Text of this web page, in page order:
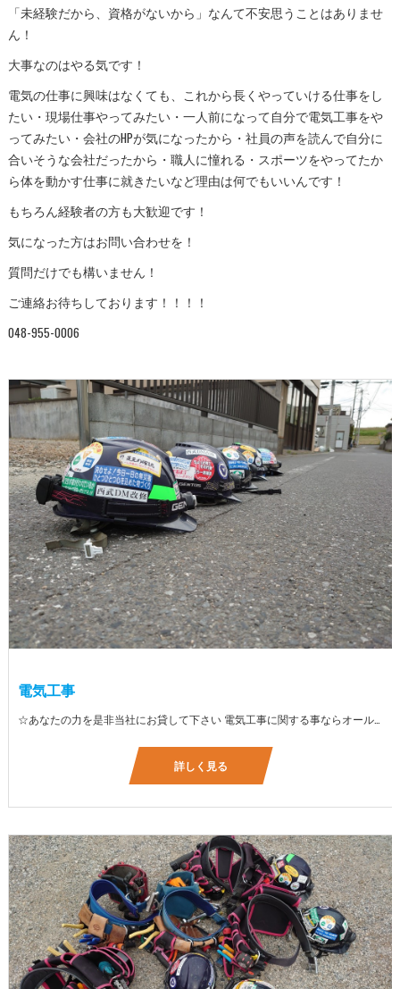
「未経験だから、資格がないから」なんて不安思うことはありませ
ん！
大事なのはやる気です！
電気の仕事に興味はなくても、これから長くやっていける仕事をし
たい・現場仕事やってみたい・一人前になって自分で電気工事をや
ってみたい・会社のHPが気になったから・社員の声を読んで自分に
合いそうな会社だったから・職人に憧れる・スポーツをやってたか
ら体を動かす仕事に就きたいなど理由は何でもいいんです！
もちろん経験者の方も大歓迎です！
気になった方はお問い合わせを！
質問だけでも構いません！
ご連絡お待ちしております！！！！
048-955-0006
電気工事
☆あなたの力を是非当社にお貸して下さい 電気工事に関する事ならオールマイティに対応しております（室内配線・室外配線、スイッチコンセント取付け、照明器具取付け、配電盤取付け、エアコン取付け、LANケーブル配線、アンテナ取付けなど） 【工具支給致します】 また新品工具と新品作業服を完全支給を致します。 高品質の作業服と工具入社してくれた方には支給致します♪
詳しく見る